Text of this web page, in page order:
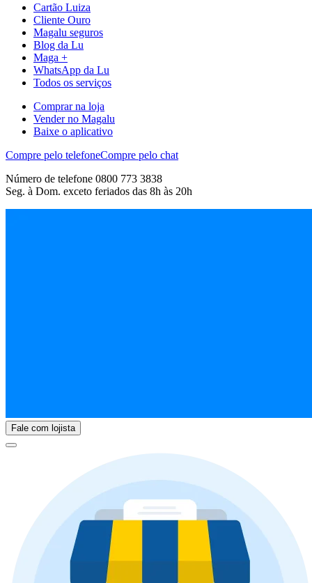
Cartão Luiza
Cliente Ouro
Magalu seguros
Blog da Lu
Maga +
WhatsApp da Lu
Todos os serviços
Comprar na loja
Vender no Magalu
Baixe o aplicativo
Compre pelo telefoneCompre pelo chat
Número de telefone 0800 773 3838
Seg. à Dom. exceto feriados das 8h às 20h
Fale com lojista